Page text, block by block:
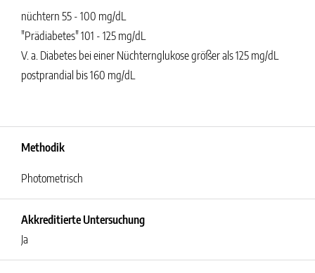
nüchtern 55 - 100 mg/dL
"Prädiabetes" 101 - 125 mg/dL
V. a. Diabetes bei einer Nüchternglukose größer als 125 mg/dL
postprandial bis 160 mg/dL
Methodik
Photometrisch
Akkreditierte Untersuchung
Ja